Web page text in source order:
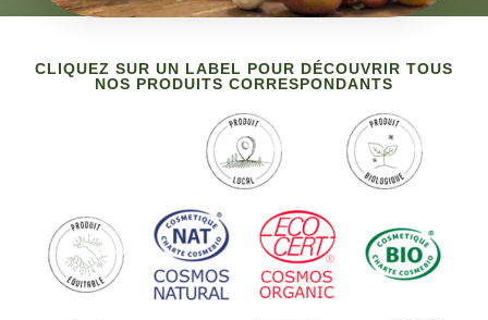
CLIQUEZ SUR UN LABEL POUR DÉCOUVRIR TOUS
NOS PRODUITS CORRESPONDANTS